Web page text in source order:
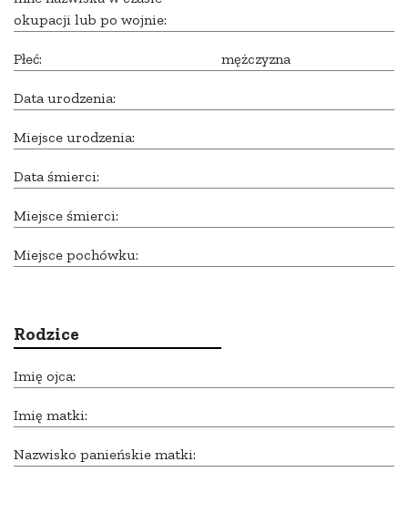
okupacji lub po wojnie:
Płeć: mężczyzna
Data urodzenia:
Miejsce urodzenia:
Data śmierci:
Miejsce śmierci:
Miejsce pochówku:
Rodzice
Imię ojca:
Imię matki:
Nazwisko panieńskie matki: